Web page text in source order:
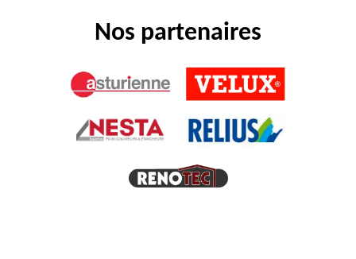
Nos partenaires